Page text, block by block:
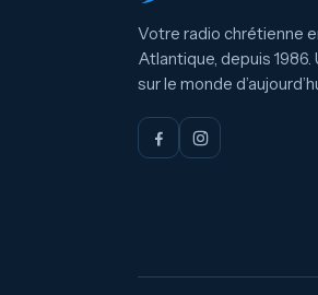
Votre radio chrétienne
Atlantique, depuis
sur le monde